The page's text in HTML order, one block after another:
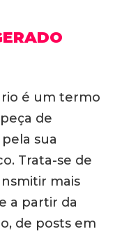
é um termo
de
sua
Trata-se de
mais
a partir da
de posts em